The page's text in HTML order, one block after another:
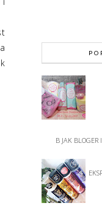
B JAK BLOGER